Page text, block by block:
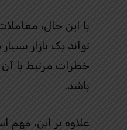
تواند یک بازار
خطرات مرتبط با آن
باشد.
علاوه بر این، مهم